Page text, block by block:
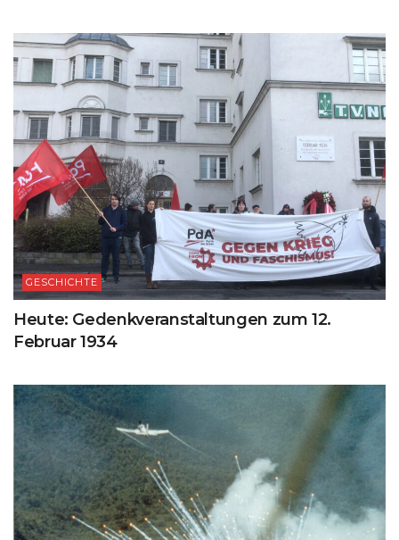
GESCHICHTE
Heute: Gedenkveranstaltungen zum 12.
Februar 1934